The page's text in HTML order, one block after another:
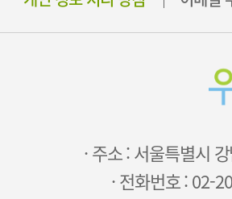
· 주소 : 서울특별시
· 전화번호 : 02-